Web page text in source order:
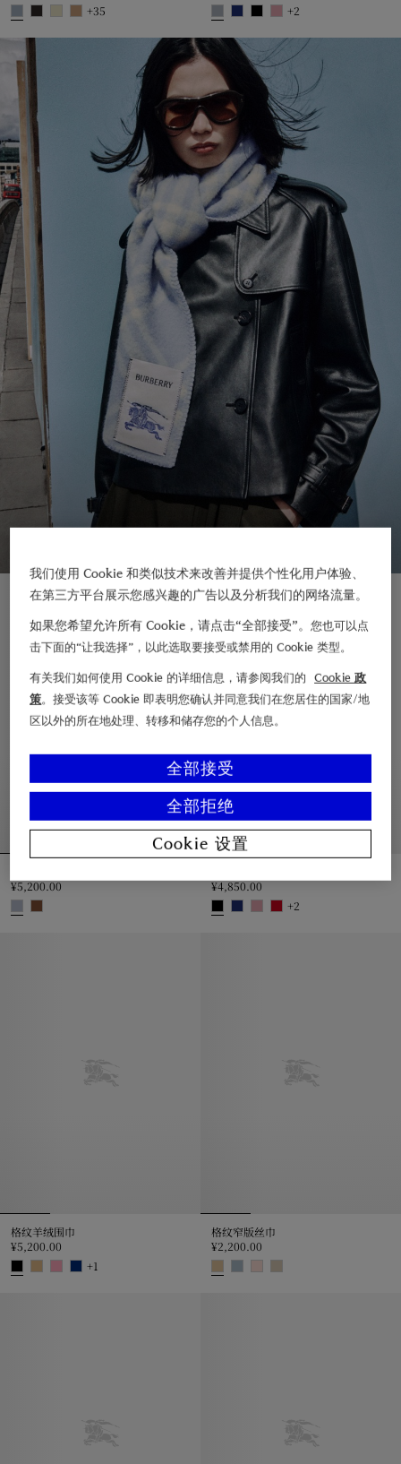
+35
+2
新品上架
¥5,200.00
¥4,850.00
+2
格纹羊绒围巾
¥5,200.00
+1
格纹窄版丝巾
¥2,200.00
我们使用 Cookie 和类似技术来改善并提供个性化用户体验、
在第三方平台展示您感兴趣的广告以及分析我们的网络流量。
如果您希望允许所有 Cookie，请点击“全部接受”。您也可以点
击下面的“让我选择”，以此选取要接受或禁用的 Cookie 类型。
有关我们如何使用 Cookie 的详细信息，请参阅我们的
Cookie 政
策。接受该等 Cookie 即表明您确认并同意我们在您居住的国家/地
区以外的所在地处理、转移和储存您的个人信息。
全部拒绝
全部接受
Cookie 设置